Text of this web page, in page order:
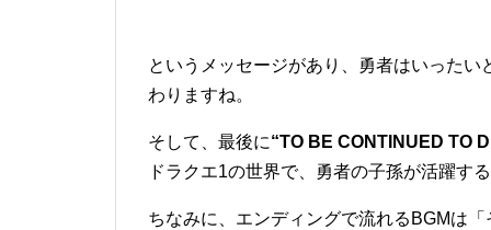
というメッセージがあり、勇者はいった
わりますね。
そして、最後に“TO BE CONTINUED TO
ドラクエ1の世界で、勇者の子孫が活躍す
ちなみに、エンディングで流れるBGMは